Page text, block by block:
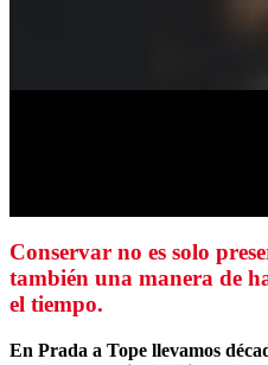
Conservar no es solo
también una manera de
el tiempo.
En Prada a Tope llevamos